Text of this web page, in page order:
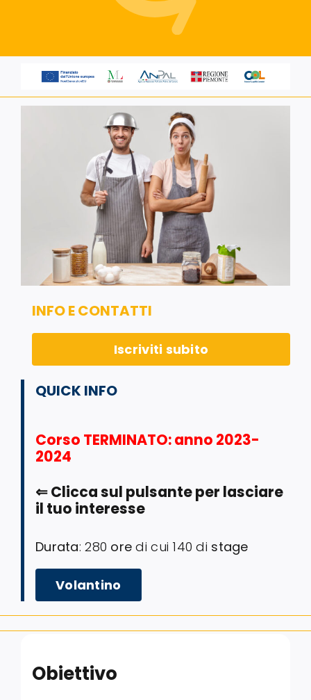
Richiedi informazioni
INFO E CONTATTI
Iscriviti subito
QUICK INFO
Corso TERMINATO: anno 2023-
2024
⇐Clicca sul pulsante per lasciare
il tuo interesse
Durata: 280 ore di cui 140 di stage
Volantino
Obiettivo